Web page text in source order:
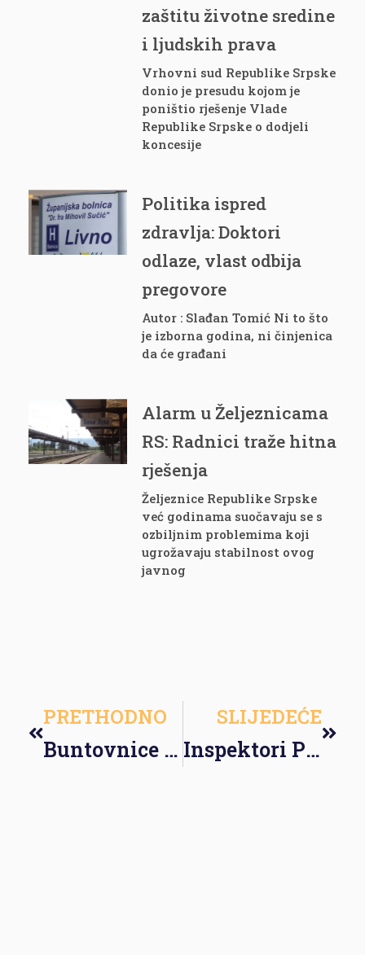
zaštitu životne sredine
i ljudskih prava
Vrhovni sud Republike Srpske
donio je presudu kojom je
poništio rješenje Vlade
Republike Srpske o dodjeli
koncesije
Politika ispred
zdravlja: Doktori
odlaze, vlast odbija
pregovore
Autor : Slađan Tomić Ni to što
je izborna godina, ni činjenica
da će građani
Alarm u Željeznicama
RS: Radnici traže hitna
rješenja
Željeznice Republike Srpske
već godinama suočavaju se s
ozbiljnim problemima koji
ugrožavaju stabilnost ovog
javnog
PRETHODNO
Buntovnice s razlogom
SLIJEDEĆE
Inspektori Poreske uprave FBiH otkrili 1.307 radnika na crno